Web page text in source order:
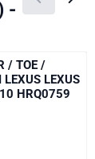
-
/ TOE /
LEXUS
HRQ0759
btw: